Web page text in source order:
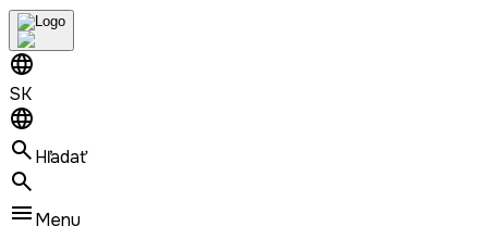
SK
Hľadať
Menu